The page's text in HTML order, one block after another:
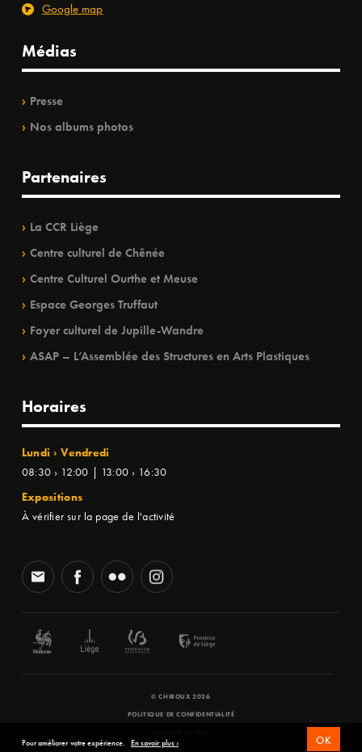
Google map
Médias
Presse
Nos albums photos
Partenaires
La CCR Liège
Centre culturel de Chênée
Centre Culturel Ourthe et Meuse
Espace Georges Truffaut
Foyer culturel de Jupille-Wandre
ASAP – L’Assemblée des Structures en Arts Plastiques
Horaires
Lundi › Vendredi
08:30 › 12:00 | 13:00 › 16:30
Expositions
À vérifier sur la page de l'activité
© CHIROUX 2026
POLITIQUE DE CONFIDENTIALITÉ
Pour améliorer votre expérience. En savoir plus › OK